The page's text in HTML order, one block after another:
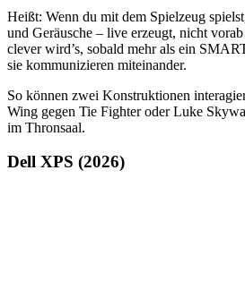
Heißt: Wenn du mit dem Spielzeug
und Geräusche – live erzeugt, nicht
clever wird’s, sobald mehr als ein
sie kommunizieren miteinander.
So können zwei Konstruktionen
Wing gegen Tie Fighter oder Luke
im Thronsaal.
Dell XPS (2026)